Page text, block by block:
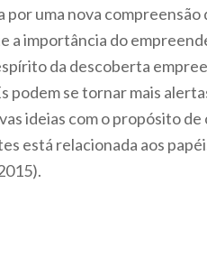
uma nova compreensão
a importância do
da descoberta
se tornar mais
ideias com o propósito
está relacionada aos